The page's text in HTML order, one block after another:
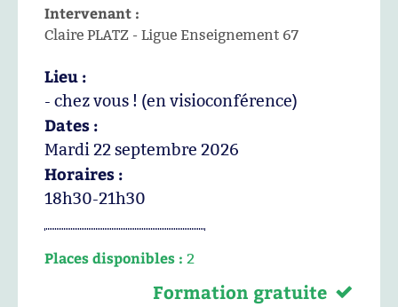
Intervenant :
Claire PLATZ - Ligue Enseignement 67
Lieu :
- chez vous ! (en visioconférence)
Dates :
Mardi 22 septembre 2026
Horaires :
18h30-21h30
Places disponibles : 2
Formation gratuite